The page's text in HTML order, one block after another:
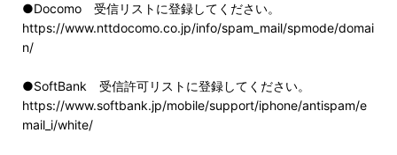
●Docomo 受信リストに登録してください。
https://www.nttdocomo.co.jp/info/spam_mail/spmode/domai
n/
●SoftBank 受信許可リストに登録してください。
https://www.softbank.jp/mobile/support/iphone/antispam/e
mail_i/white/